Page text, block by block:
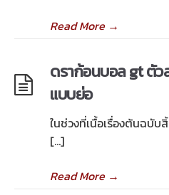
Read More→
ดราก้อนบอล gt ตัว
แบบย่อ
ในช่วงที่เนื้อเรื่องต้นฉบั
[…]
Read More→